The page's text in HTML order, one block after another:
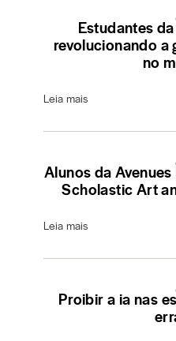
Estudantes
revolucionando a
no
Leia mais
Alunos da
Scholastic Art
Leia mais
Proibir a ia nas